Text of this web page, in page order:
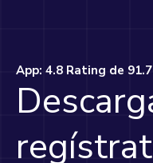
App: 4.8 Rating de